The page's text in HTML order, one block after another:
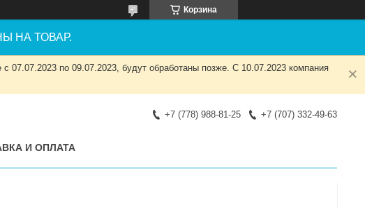
Корзина
НА ТОВАР.
07.07.2023 по 09.07.2023, будут обработаны позже. С 10.07.2023 компания
+7 (778) 988-81-25 +7 (707) 332-49-63
И ОПЛАТА